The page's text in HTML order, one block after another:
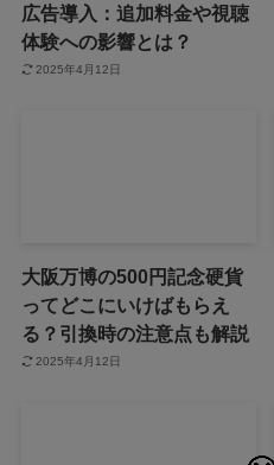
広告導入：追加料金や視聴
体験への影響とは？
2025年4月12日
大阪万博の500円記念硬貨
ってどこにいけばもらえ
る？引換時の注意点も解説
2025年4月12日